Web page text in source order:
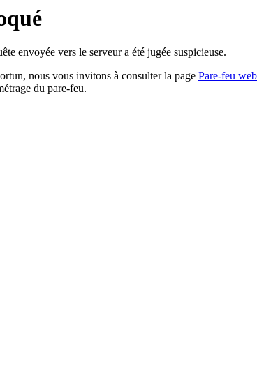
envoyée vers le serveur a été jugée suspicieuse.
nous vous invitons à consulter la page Pare-feu
du pare-feu.